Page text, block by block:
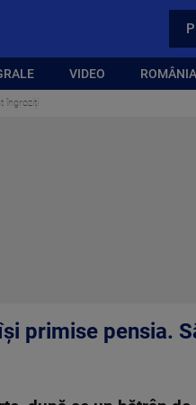
VIDEO
îngroziți
primise pensia.